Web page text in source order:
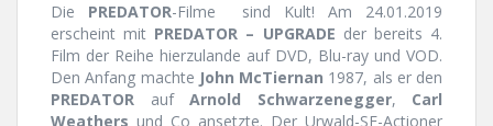
Die PREDATOR-Filme sind Kult! Am 24.01.2019
erscheint mit PREDATOR – UPGRADE der bereits 4.
Film der Reihe hierzulande auf DVD, Blu-ray und VOD.
Den Anfang machte John McTiernan 1987, als er den
PREDATOR auf Arnold Schwarzenegger, Carl
Weathers und Co ansetzte. Der Urwald-SF-Actioner